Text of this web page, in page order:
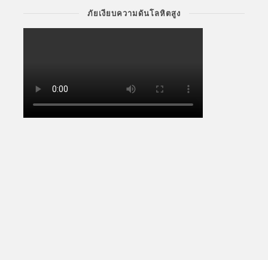
ภัยเงียบความดันโลหิตสูง